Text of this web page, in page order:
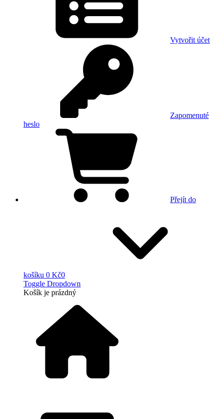
Vytvořit účet
Zapomenuté
heslo
Přejít do
košíku 0 Kč0
Toggle Dropdown
Košík je prázdný